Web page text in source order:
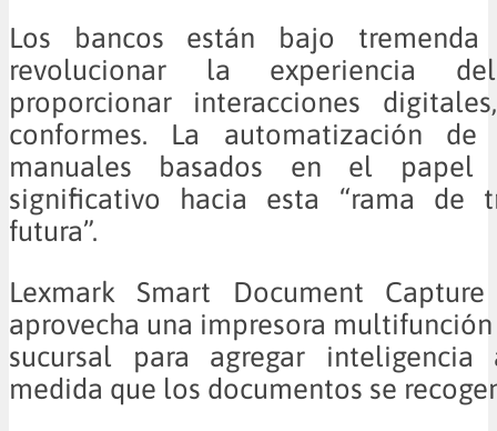
Los bancos están bajo tremenda
revolucionar la experiencia
proporcionar interacciones
conformes. La automatización de
manuales basados en el
significativo hacia esta “rama de
futura”.
Lexmark Smart Document
aprovecha una impresora
sucursal para agregar
medida que los documentos se